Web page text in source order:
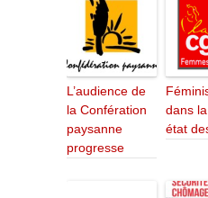
L’audience de
la Confération
paysanne
progresse
dans
état